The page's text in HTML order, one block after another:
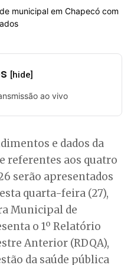
[hide]
ao vivo
e dados da
referentes aos quatro
serão apresentados
quarta-feira (27),
Municipal de
o 1º Relatório
Anterior (RDQA),
da saúde pública